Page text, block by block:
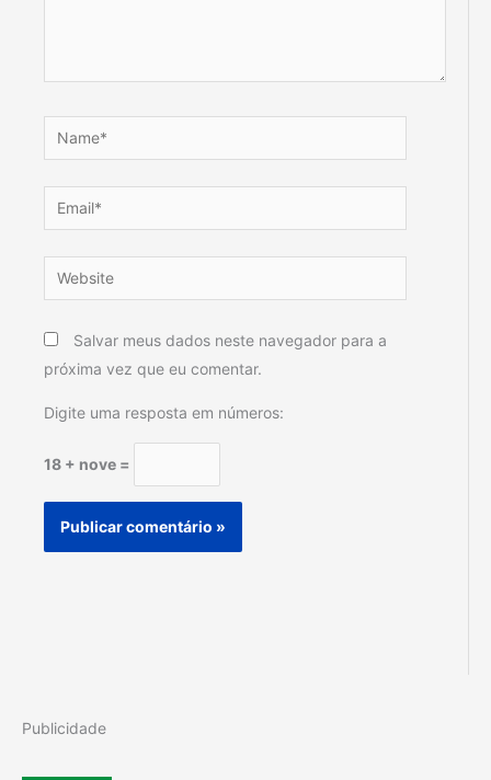
Name*
Email*
Website
Salvar meus dados neste navegador para a
próxima vez que eu comentar.
Digite uma resposta em números:
18 + nove =
Publicidade